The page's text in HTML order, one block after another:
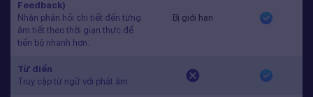
Feedback)
Nhận phản hồi chi tiết đến từng
âm tiết theo thời gian thực để
tiến bộ nhanh hơn.
Bị giới hạn
Từ điển
Truy cập từ ngữ với phát âm